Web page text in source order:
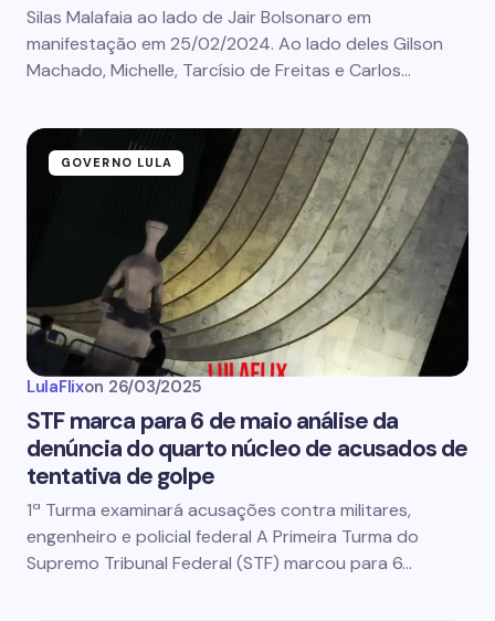
Silas Malafaia ao lado de Jair Bolsonaro em
manifestação em 25/02/2024. Ao lado deles Gilson
Machado, Michelle, Tarcísio de Freitas e Carlos…
GOVERNO LULA
LulaFlixon 26/03/2025
STF marca para 6 de maio análise da
denúncia do quarto núcleo de acusados de
tentativa de golpe
1ª Turma examinará acusações contra militares,
engenheiro e policial federal A Primeira Turma do
Supremo Tribunal Federal (STF) marcou para 6…